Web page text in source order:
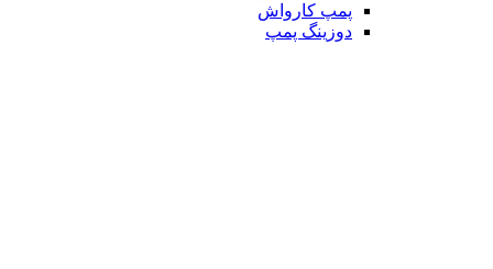
پمپ کارواش
دوزینگ پمپ